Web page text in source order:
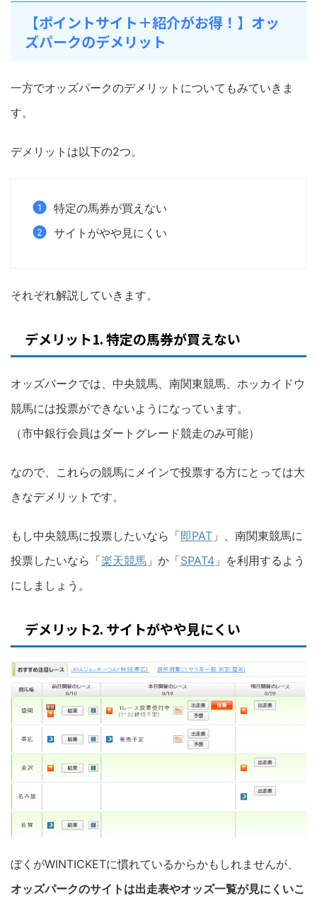
【ポイントサイト＋紹介がお得！】オッ
ズパークのデメリット
一方でオッズパークのデメリットについてもみていきま
す。
デメリットは以下の2つ。
特定の馬券が買えない
サイトがやや見にくい
それぞれ解説していきます。
デメリット1. 特定の馬券が買えない
オッズパークでは、中央競馬、南関東競馬、ホッカイドウ
競馬には投票ができないようになっています。
（市中銀行会員はダートグレード競走のみ可能）
なので、これらの競馬にメインで投票する方にとっては大
きなデメリットです。
もし中央競馬に投票したいなら「即PAT 」、南関東競馬に
投票したいなら「楽天競馬 」か「SPAT4 」を利用するよう
にしましょう。
デメリット2. サイトがやや見にくい
ぼくがWINTICKETに慣れているからかもしれませんが、
オッズパークのサイトは出走表やオッズ一覧が見にくいこ